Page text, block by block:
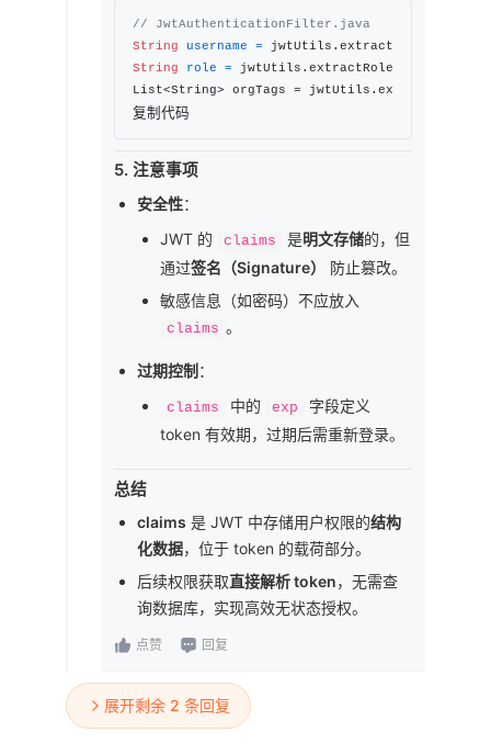
// JwtAuthenticationFilter.java
String
username =
String
role =
List<String> orgTags =
复制代码
5. 注意事项
安全性：
JWT 的
claims 是明文存储的，但
通过签名（Signature）
防止篡改。
敏感信息（如密码）不应放入
claims 。
过期控制 ：
claims 中的 exp
字段定义
token 有效期，过期后需重新登录。
总结
claims 是 JWT 中存储用户权限的结构
化数据，位于 token 的载荷部分。
后续权限获取直接解析 token，无需查
询数据库，实现高效无状态授权。
点赞 回复
展开剩余 2 条回复